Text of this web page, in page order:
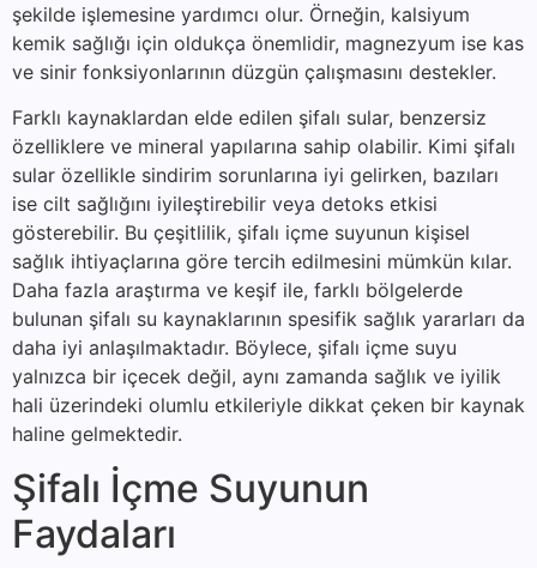
şekilde işlemesine yardımcı olur. Örneğin, kalsiyum
kemik sağlığı için oldukça önemlidir, magnezyum ise kas
ve sinir fonksiyonlarının düzgün çalışmasını destekler.
Farklı kaynaklardan elde edilen şifalı sular, benzersiz
özelliklere ve mineral yapılarına sahip olabilir. Kimi şifalı
sular özellikle sindirim sorunlarına iyi gelirken, bazıları
ise cilt sağlığını iyileştirebilir veya detoks etkisi
gösterebilir. Bu çeşitlilik, şifalı içme suyunun kişisel
sağlık ihtiyaçlarına göre tercih edilmesini mümkün kılar.
Daha fazla araştırma ve keşif ile, farklı bölgelerde
bulunan şifalı su kaynaklarının spesifik sağlık yararları da
daha iyi anlaşılmaktadır. Böylece, şifalı içme suyu
yalnızca bir içecek değil, aynı zamanda sağlık ve iyilik
hali üzerindeki olumlu etkileriyle dikkat çeken bir kaynak
haline gelmektedir.
Şifalı İçme Suyunun
Faydaları